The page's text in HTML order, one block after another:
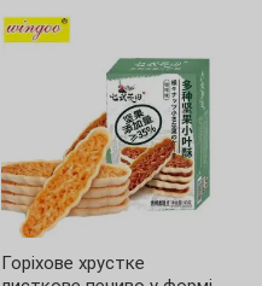
Горіхове хрустке